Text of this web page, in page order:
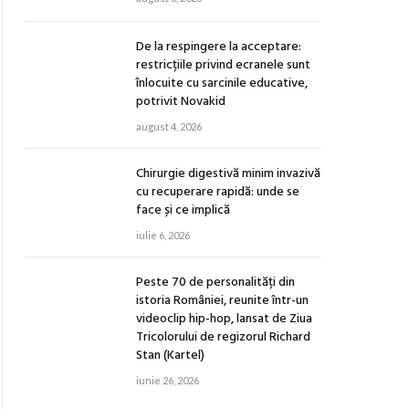
De la respingere la acceptare:
restricțiile privind ecranele sunt
înlocuite cu sarcinile educative,
potrivit Novakid
august 4, 2026
Chirurgie digestivă minim invazivă
cu recuperare rapidă: unde se
face și ce implică
iulie 6, 2026
Peste 70 de personalități din
istoria României, reunite într-un
videoclip hip-hop, lansat de Ziua
Tricolorului de regizorul Richard
Stan (Kartel)
iunie 26, 2026